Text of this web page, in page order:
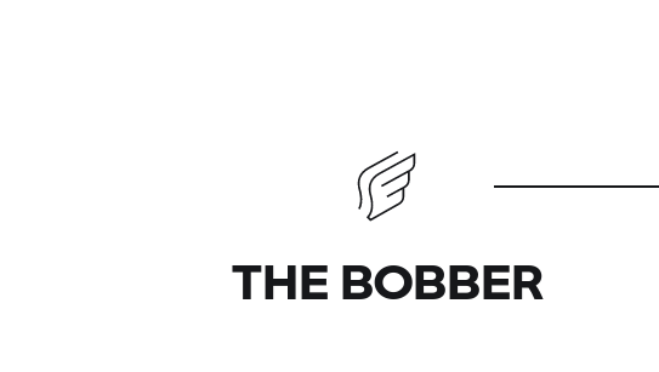
THE BOBBER